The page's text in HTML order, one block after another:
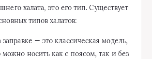
халата, это его тип. Существует
типов халатов:
заправке — это классическая модель,
можно носить как с поясом, так и без